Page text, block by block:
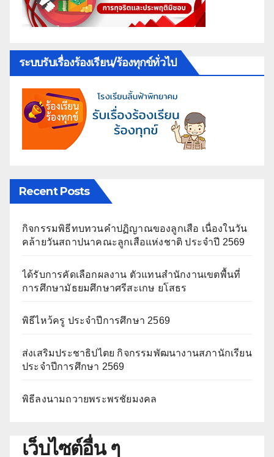
ระบบรับเรื่องร้องเรียน/ร้องทุกข์ทั่วไป
Recent Posts
กิจกรรมพิธีทบทวนคำปฏิญาณของลูกเสือ เนื่องในวัน
คล้ายวันสถาปนาคณะลูกเสือแห่งชาติ ประจำปี 2569
ได้รับการคัดเลือกผลงาน ตัวแทนสำนักงานเขตพื้นที่
การศึกษามัธยมศึกษาศรีสะเกษ ยโสธร
พิธีไหว้ครู ประจำปีการศึกษา 2569
ส่งเสริมประชาธิปไตย กิจกรรมพัฒนางานสภานักเรียน
ประจำปีการศึกษา 2569
พิธีลงนามถวายพระพรชัยมงคล
เว็บไซต์อื่น ๆ